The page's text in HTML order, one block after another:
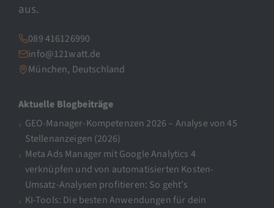
aus.
089 416126990
info@121watt.de
München, Deutschland
Aktuelle Blogbeiträge
GEO-Manager-Kompetenzen 2026 – Analyse von 45
Stellenanzeigen (2026)
Meta Ads Manager mit Google Analytics 4
verknüpfen und von automatisierten Kosten-
Umsatz-Analysen profitieren: So geht’s
KI-Tools: Die besten Anwendungen für dein